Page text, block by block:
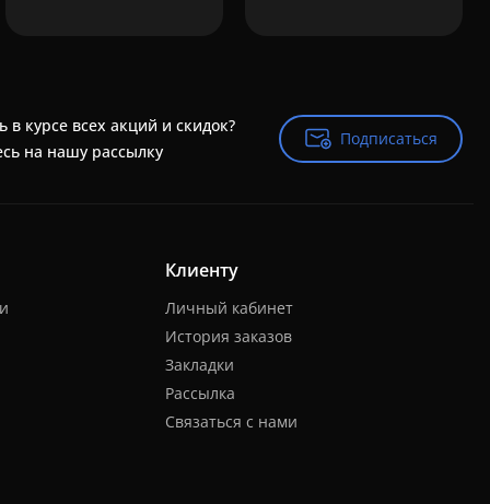
в курсе всех акций и скидок?
на нашу рассылку
Подписаться
Подписаться
Клиенту
Личный кабинет
История заказов
Закладки
Рассылка
Связаться с нами